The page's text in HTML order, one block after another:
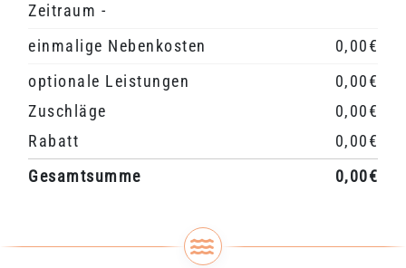
Zeitraum -
einmalige Nebenkosten
0,00€
optionale Leistungen
0,00€
Zuschläge
0,00€
Rabatt
0,00€
Gesamtsumme
0,00€